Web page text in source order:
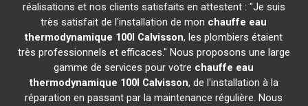
réalisations et nos clients satisfaits en attestent : "Je suis
très satisfait de l'installation de mon chauffe eau
thermodynamique 100l Calvisson, les plombiers étaient
très professionnels et efficaces." Nous proposons une large
gamme de services pour votre chauffe eau
thermodynamique 100l Calvisson, de l'installation à la
réparation en passant par la maintenance régulière. Nous